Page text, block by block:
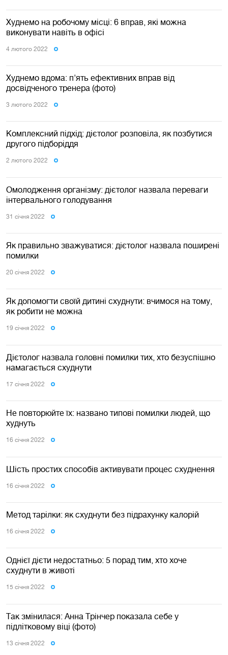
Худнемо на робочому місці: 6 вправ, які можна
виконувати навіть в офісі
4 лютого 2022
Худнемо вдома: п'ять ефективних вправ від
досвідченого тренера (фото)
3 лютого 2022
Комплексний підхід: дієтолог розповіла, як позбутися
другого підборіддя
2 лютого 2022
Омолодження організму: дієтолог назвала переваги
інтервального голодування
31 сiчня 2022
Як правильно зважуватися: дієтолог назвала поширені
помилки
20 сiчня 2022
Як допомогти своїй дитині схуднути: вчимося на тому,
як робити не можна
19 сiчня 2022
Дієтолог назвала головні помилки тих, хто безуспішно
намагається схуднути
17 сiчня 2022
Не повторюйте їх: названо типовi помилки людей, що
худнуть
16 сiчня 2022
Шість простих способів активувати процес схуднення
16 сiчня 2022
Метод тарілки: як схуднути без підрахунку калорій
16 сiчня 2022
Однієї дієти недостатньо: 5 порад тим, хто хоче
схуднути в животі
15 сiчня 2022
Так змінилася: Анна Трінчер показала себе у
підлітковому віці (фото)
13 сiчня 2022